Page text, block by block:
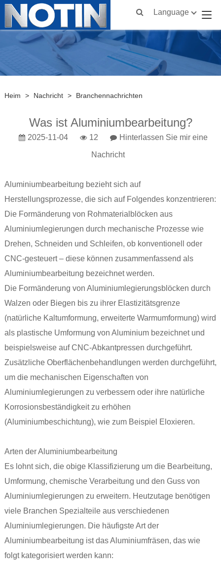
Language
Heim > Nachricht > Branchennachrichten
Was ist Aluminiumbearbeitung?
2025-11-04 12 Hinterlassen Sie mir eine
Nachricht
Aluminiumbearbeitung bezieht sich auf
Herstellungsprozesse, die sich auf Folgendes konzentrieren:
Die Formänderung von Rohmaterialblöcken aus
Aluminiumlegierungen durch mechanische Prozesse wie
Drehen, Schneiden und Schleifen, ob konventionell oder
CNC-gesteuert – diese können zusammenfassend als
Aluminiumbearbeitung bezeichnet werden.
Die Formänderung von Aluminiumlegierungsblöcken durch
Walzen oder Biegen bis zu ihrer Elastizitätsgrenze
(natürliche Kaltumformung, erweiterte Warmumformung) wird
als plastische Umformung von Aluminium bezeichnet und
beispielsweise auf CNC-Abkantpressen durchgeführt.
Zusätzliche Oberflächenbehandlungen werden durchgeführt,
um die mechanischen Eigenschaften von
Aluminiumlegierungen zu verbessern oder ihre natürliche
Korrosionsbeständigkeit zu erhöhen
(Aluminiumbeschichtung), wie zum Beispiel Eloxieren.
Arten der Aluminiumbearbeitung
Es lohnt sich, die obige Klassifizierung um die Bearbeitung,
Umformung, chemische Verarbeitung und den Guss von
Aluminiumlegierungen zu erweitern. Heutzutage benötigen
viele Branchen Spezialteile aus verschiedenen
Aluminiumlegierungen. Die häufigste Art der
Aluminiumbearbeitung ist das Aluminiumfräsen, das wie
folgt kategorisiert werden kann: